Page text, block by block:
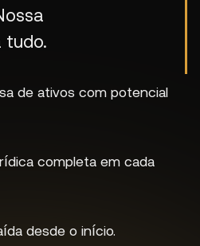
tudo.
de ativos com potencial
completa em cada
desde o início.